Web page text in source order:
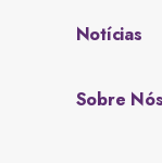
Notícias
Sobre Nós